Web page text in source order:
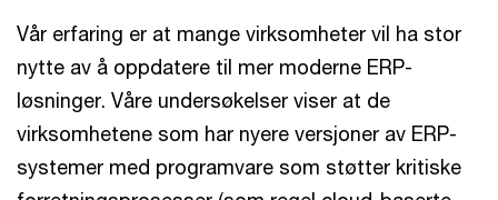
Vår erfaring er at mange virksomheter vil ha stor
nytte av å oppdatere til mer moderne ERP-
løsninger. Våre undersøkelser viser at de
virksomhetene som har nyere versjoner av ERP-
systemer med programvare som støtter kritiske